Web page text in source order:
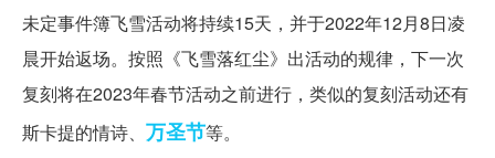
未定事件簿飞雪活动将持续15天，并于2022年12月8日凌
晨开始返场。按照《飞雪落红尘》出活动的规律，下一次
复刻将在2023年春节活动之前进行，类似的复刻活动还有
斯卡提的情诗、 万圣节等。